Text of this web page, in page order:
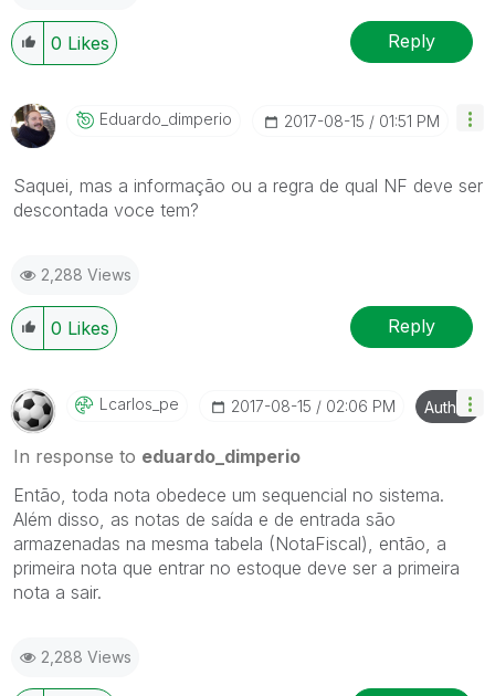
0 Likes Reply
Eduardo_dimperiO ‎2017-08-15 01:51 PM
Saquei, mas a informação ou a regra de qual NF deve ser
descontada voce tem?
2,288 Views
0 Likes Reply
Lcarlos_pe ‎2017-08-15 02:06 PM Author
In response to eduardo_dimperio
Então, toda nota obedece um sequencial no sistema.
Além disso, as notas de saída e de entrada são
armazenadas na mesma tabela (NotaFiscal), então, a
primeira nota que entrar no estoque deve ser a primeira
nota a sair.
2,288 Views